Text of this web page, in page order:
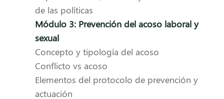
de las políticas
Módulo 3: Prevención del acoso laboral y
sexual
Concepto y tipología del acoso
Conflicto vs acoso
Elementos del protocolo de prevención y
actuación